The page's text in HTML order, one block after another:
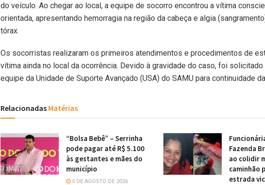
do veículo. Ao chegar ao local, a equipe de socorro encontrou a vítima
orientada, apresentando hemorragia na região da cabeça e algia
tórax.
Os socorristas realizaram os primeiros atendimentos e procedimentos de
vítima ainda no local da ocorrência. Devido à gravidade do caso, foi
equipe da Unidade de Suporte Avançado (USA) do SAMU para continuidade
Relacionadas Matérias
“Bolsa Bebê” – Serrinha
pode pagar até R$ 5.100
às gestantes e mães do
município
5 DE AGOSTO DE 2026
Fazenda
ao colidir
caminhão
estrada